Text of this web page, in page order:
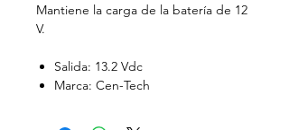
Mantiene la carga de la batería de 12
V.
Salida: 13.2 Vdc
Marca: Cen-Tech